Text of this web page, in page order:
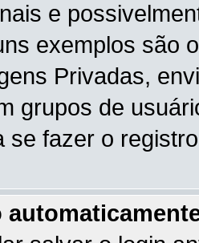
e
exemplos são
Privadas,
grupos de
se fazer o